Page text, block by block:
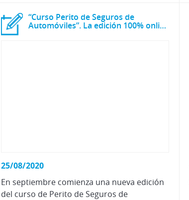
“Curso Perito de Seguros de
Automóviles”. La edición 100% online se impone sobre la semipresencial.
25/08/2020
En septiembre comienza una nueva edición
del curso de Perito de Seguros de